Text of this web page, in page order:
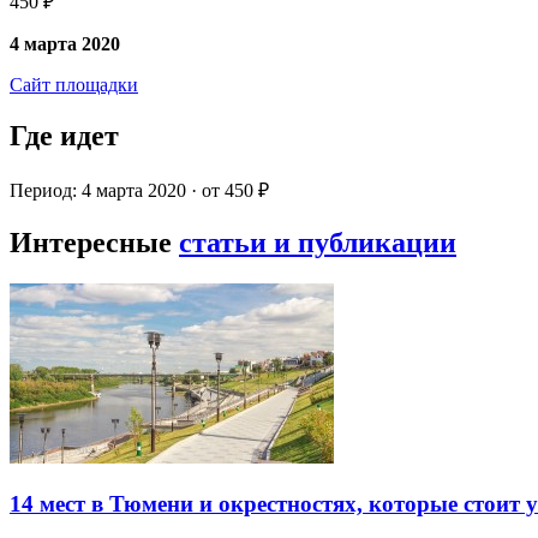
4 марта 2020
Сайт площадки
Где идет
Период: 4 марта 2020 · от 450 ₽
Интересные статьи и публикации
14 мест в Тюмени и окрестностях, которые стоит